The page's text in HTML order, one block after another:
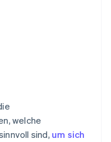
welche
sind, um sich